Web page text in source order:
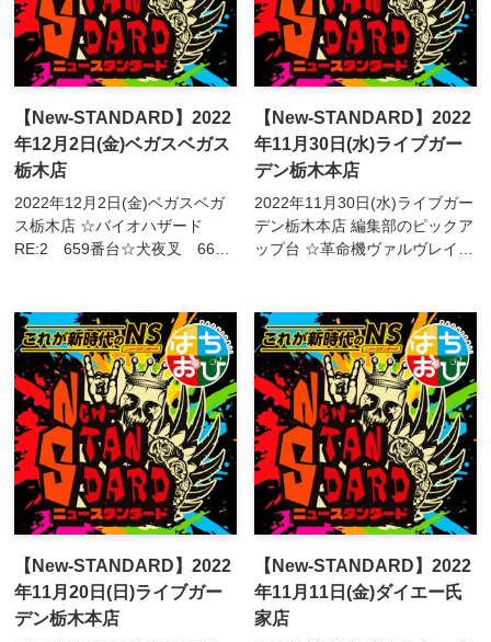
【New-STANDARD】2022
年12月2日(金)ベガスベガス
栃木店
2022年12月2日(金)ベガスベガ
ス栃木店 ☆バイオハザード
RE:2 659番台☆犬夜叉 663
670/671番台☆ペルソナ5
680/681/682...
【New-STANDARD】2022
年11月30日(水)ライブガー
デン栃木本店
2022年11月30日(水)ライブガー
デン栃木本店 編集部のピックア
ップ台 ☆革命機ヴァルヴレイ
577/578/579/580番台☆とある
科学の超...
【New-STANDARD】2022
年11月20日(日)ライブガー
デン栃木本店
【New-STANDARD】2022
年11月11日(金)ダイエー氏
家店